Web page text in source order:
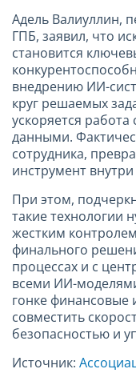
Адель Валиуллин,
ГПБ, заявил, что
становится
внедрению ИИ-
круг решаемых
ускоряется
данными.
сотрудника,
инструмент
При этом,
такие технологии
жестким
финального
процессах и с
всеми ИИ-
гонке финансовые
совместить
безопасностью и
Источник: